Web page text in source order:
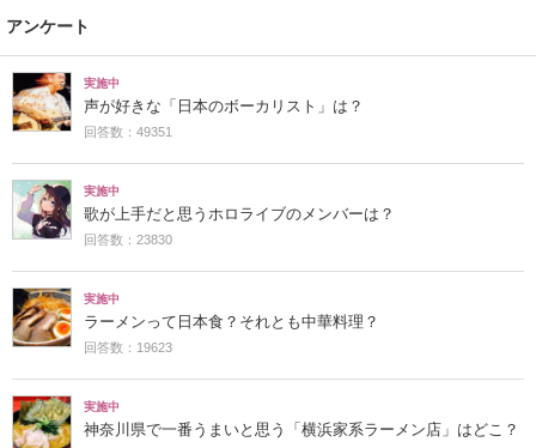
アンケート
実施中
声が好きな「日本のボーカリスト」は？
回答数：49351
実施中
歌が上手だと思うホロライブのメンバーは？
回答数：23830
実施中
ラーメンって日本食？それとも中華料理？
回答数：19623
実施中
神奈川県で一番うまいと思う「横浜家系ラーメン店」はどこ？